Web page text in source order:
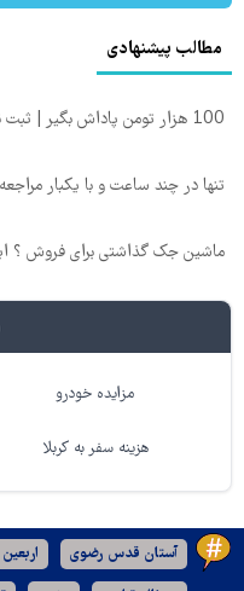
مطالب پیشنهادی
100 هزار تومن پاداش بگیر | ثبت نام کن
تنها در چند ساعت و با یکبار مراجعه
ماشین جک گذاشتی برای فروش ؟
مزایده خودرو
هزینه سفر به کربلا
آستان قدس رضوی